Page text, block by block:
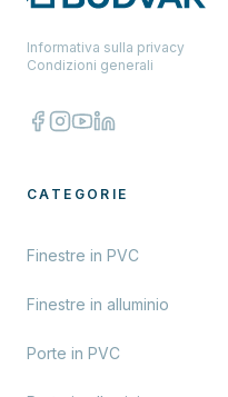
Informativa sulla privacy
Condizioni generali
CATEGORIE
Finestre in PVC
Finestre in alluminio
Porte in PVC